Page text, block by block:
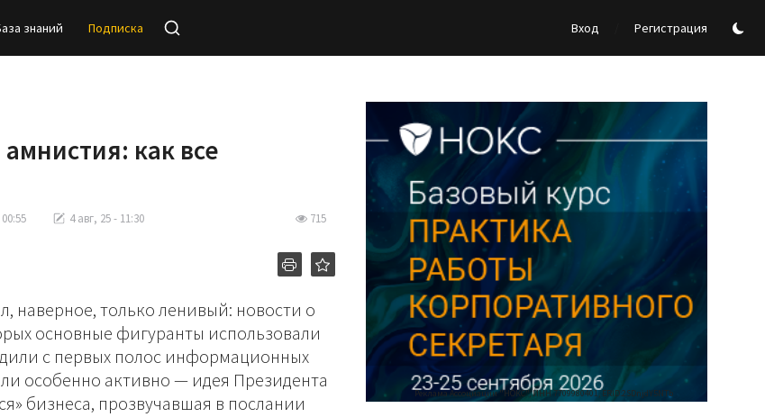
знаний Подписка Вход Регистрация
как все
4 авг, 25 - 11:30 715
наверное, только ленивый: новости о
основные фигуранты использовали
с первых полос информационных
особенно активно — идея Президента
бизнеса, прозвучавшая в послании
Реклама Ассоциации "НОКС", ИНН 7709980401, ERID:2SDnjdY5NTb